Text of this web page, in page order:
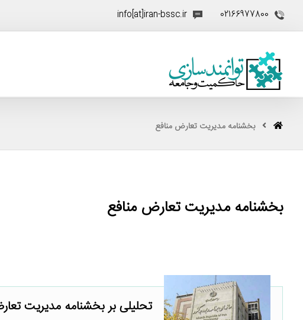
02166977800
info[at]iran-bssc.ir
بخشنامه مدیریت تعارض منافع
بخشنامه مدیریت تعارض منافع
تحلیلی بر بخشنامه مدیریت